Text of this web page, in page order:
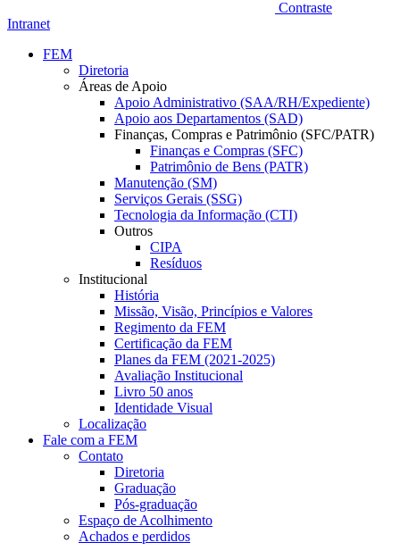
Contraste
Intranet
FEM
Diretoria
Áreas de Apoio
Apoio Administrativo (SAA/RH/Expediente)
Apoio aos Departamentos (SAD)
Finanças, Compras e Patrimônio (SFC/PATR)
Finanças e Compras (SFC)
Patrimônio de Bens (PATR)
Manutenção (SM)
Serviços Gerais (SSG)
Tecnologia da Informação (CTI)
Outros
CIPA
Resíduos
Institucional
História
Missão, Visão, Princípios e Valores
Regimento da FEM
Certificação da FEM
Planes da FEM (2021-2025)
Avaliação Institucional
Livro 50 anos
Identidade Visual
Localização
Fale com a FEM
Contato
Diretoria
Graduação
Pós-graduação
Espaço de Acolhimento
Achados e perdidos